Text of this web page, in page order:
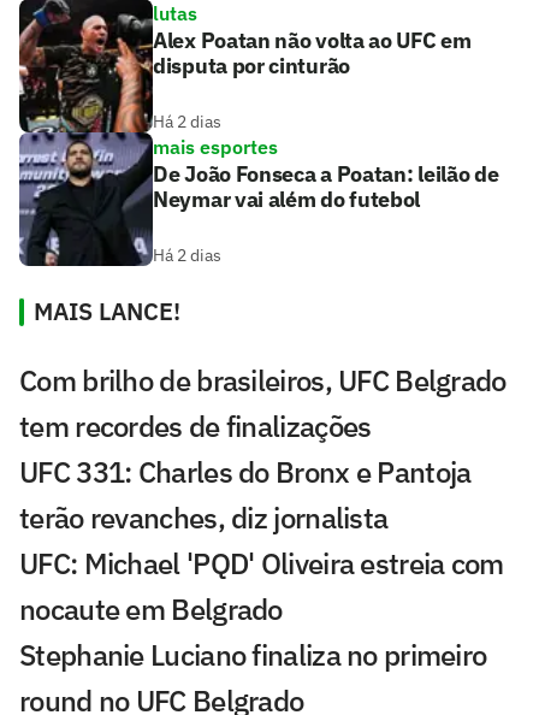
lutas
Alex Poatan não volta ao UFC em
disputa por cinturão
Há 2 dias
mais esportes
De João Fonseca a Poatan: leilão de
Neymar vai além do futebol
Há 2 dias
MAIS LANCE!
Com brilho de brasileiros, UFC Belgrado
tem recordes de finalizações
UFC 331: Charles do Bronx e Pantoja
terão revanches, diz jornalista
UFC: Michael 'PQD' Oliveira estreia com
nocaute em Belgrado
Stephanie Luciano finaliza no primeiro
round no UFC Belgrado